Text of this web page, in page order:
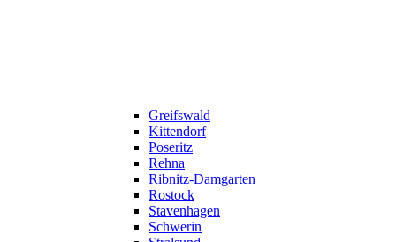
Greifswald
Kittendorf
Poseritz
Rehna
Ribnitz-Damgarten
Rostock
Stavenhagen
Schwerin